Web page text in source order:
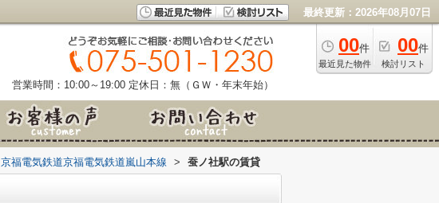
最終更新：2026年08月07日
00件
最近見た物件
00件
検討リスト
営業時間：10:00～19:00 定休日：無（ＧＷ・年末年始）
京福電気鉄道京福電気鉄道嵐山本線 > 蚕ノ社駅の賃貸